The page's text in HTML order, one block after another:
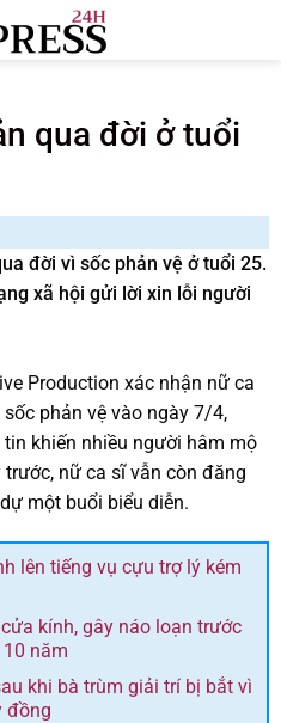
qua đời ở tuổi
đời vì sốc phản vệ ở tuổi 25.
xã hội gửi lời xin lỗi người
Production xác nhận nữ ca
phản vệ vào ngày 7/4,
khiến nhiều người hâm mộ
nữ ca sĩ vẫn còn đăng
một buổi biểu diễn.
lên tiếng vụ cựu trợ lý kém
kính, gây náo loạn trước
năm
khi bà trùm giải trí bị bắt vì
đồng